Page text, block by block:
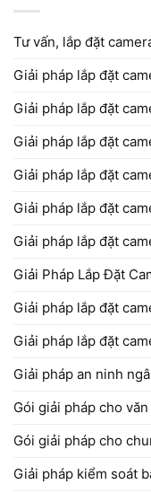
Tư vấn, lắp đặt
Giải pháp lắp đặt
Giải pháp lắp đặt
Giải pháp lắp đặt
Giải pháp lắp đặt
Giải pháp lắp đặt
Giải pháp lắp đặt
Giải Pháp Lắp Đặt
Giải pháp lắp đặt
Giải pháp lắp đặt
Giải pháp an ninh
Gói giải pháp cho
Gói giải pháp cho
Giải pháp kiểm soát